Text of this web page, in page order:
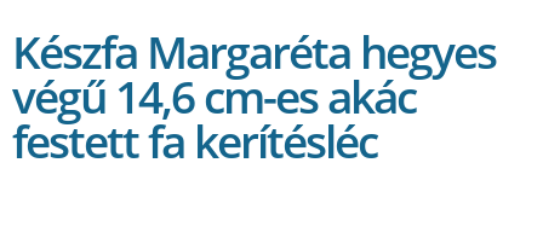
Készfa Margaréta hegyes
végű 14,6 cm-es akác
festett fa kerítésléc